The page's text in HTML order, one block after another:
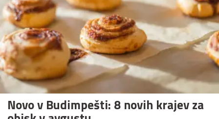
Novo v Budimpešti: 8 novih krajev za